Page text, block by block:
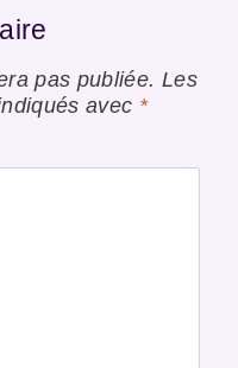
pas publiée. Les
avec *